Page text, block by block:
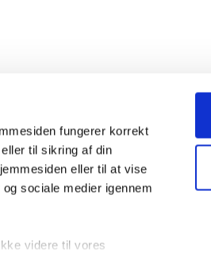
fungerer korrekt
til sikring af din
eller til at vise
sociale medier igennem
videre til vores